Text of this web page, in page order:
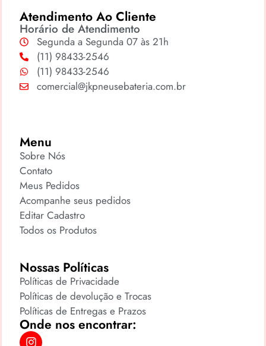
Atendimento Ao Cliente
Horário de Atendimento
Segunda a Segunda 07 às 21h
(11) 98433-2546
(11) 98433-2546
comercial@jkpneusebateria.com.br
Menu
Sobre Nós
Contato
Meus Pedidos
Acompanhe seus pedidos
Editar Cadastro
Todos os Produtos
Nossas Políticas
Políticas de Privacidade
Políticas de devolução e Trocas
Políticas de Entregas e Prazos
Onde nos encontrar: